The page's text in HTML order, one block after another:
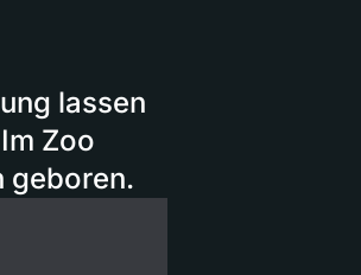
lassen
Zoo
geboren.